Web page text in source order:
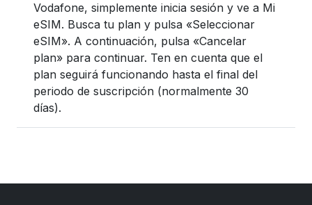
Vodafone, simplemente inicia sesión y ve a Mi
eSIM. Busca tu plan y pulsa «Seleccionar
eSIM». A continuación, pulsa «Cancelar
plan» para continuar. Ten en cuenta que el
plan seguirá funcionando hasta el final del
periodo de suscripción (normalmente 30
días).